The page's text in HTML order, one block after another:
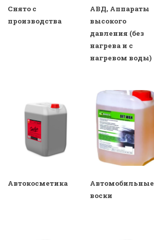
Снято с
производства
АВД, Аппараты
высокого
давления (без
нагрева и с
нагревом воды)
Автокосметика
Автомобильные
воски